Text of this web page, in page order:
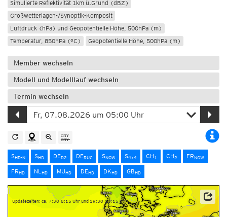
Simulierte Reflektivität 1km ü.Grund (dBZ)
Großwetterlagen-/Synoptik-Komposit
Luftdruck (hPa) und Geopotentielle Höhe, 500hPa (m)
Temperatur, 850hPa (°C)
Geopotentielle Höhe, 500hPa (m)
Member wechseln
Modell und Modelllauf wechseln
Termin wechseln
SHD-N SHD DED2 DERUC SNOW S4x4 CH1 CH2 FRNOW
FRHD NLHD MUHD DEHD DKHD GBHD
Updatezeiten: ca. 7:30-8:15 Uhr und 19:30-20:15 Uhr